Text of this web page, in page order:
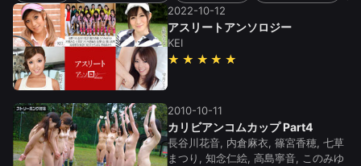
2022-10-12
アスリートアンソロジー
KEI
★★★★★
2010-10-11
カリビアンコムカップ Part4
長谷川花音, 内倉麻衣, 篠宮香穂, 七草
まつり, 知念仁絵, 高島寧音, このみゆ